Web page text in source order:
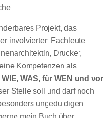
Projekt, das
involvierten Fachleute
Drucker,
Kompetenzen als
WIE, WAS, für WEN und vor
Stelle soll und darf noch
ungeduldigen
mein Buch über